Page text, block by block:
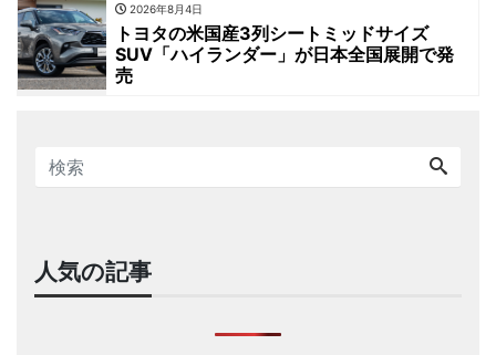
2026年8月4日
トヨタの米国産3列シートミッドサイズ
SUV「ハイランダー」が日本全国展開で発
売
人気の記事